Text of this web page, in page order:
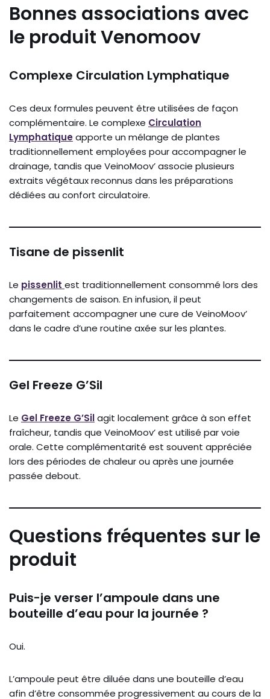
Bonnes associations avec
le produit Venomoov
Complexe Circulation Lymphatique
Ces deux formules peuvent être utilisées de façon
complémentaire. Le complexe Circulation
Lymphatiqueapporte un mélange de plantes
traditionnellement employées pour accompagner le
drainage, tandis que VeinoMoov’ associe plusieurs
extraits végétaux reconnus dans les préparations
dédiées au confort circulatoire.
Tisane de pissenlit
Le pissenlit est traditionnellement consommé lors des
changements de saison. En infusion, il peut
parfaitement accompagner une cure de VeinoMoov’
dans le cadre d’une routine axée sur les plantes.
Gel Freeze G’Sil
Le Gel Freeze G’Silagit localement grâce à son effet
fraîcheur, tandis que VeinoMoov’ est utilisé par voie
orale. Cette complémentarité est souvent appréciée
lors des périodes de chaleur ou après une journée
passée debout.
Questions fréquentes sur le
produit
Puis-je verser l’ampoule dans une
bouteille d’eau pour la journée ?
Oui.
L’ampoule peut être diluée dans une bouteille d’eau
afin d’être consommée progressivement au cours de la